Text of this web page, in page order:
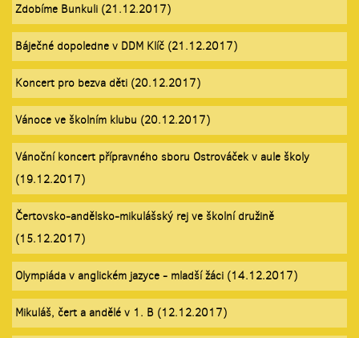
Zdobíme Bunkuli (21.12.2017)
Báječné dopoledne v DDM Klíč (21.12.2017)
Koncert pro bezva děti (20.12.2017)
Vánoce ve školním klubu (20.12.2017)
Vánoční koncert přípravného sboru Ostrováček v aule školy
(19.12.2017)
Čertovsko-andělsko-mikulášský rej ve školní družině
(15.12.2017)
Olympiáda v anglickém jazyce - mladší žáci (14.12.2017)
Mikuláš, čert a andělé v 1. B (12.12.2017)